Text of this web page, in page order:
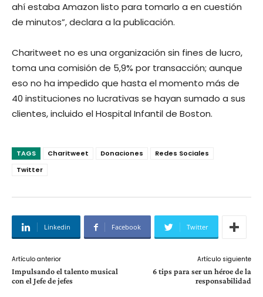
ahí estaba Amazon listo para tomarlo a en cuestión
de minutos”, declara a la publicación.
Charitweet no es una organización sin fines de lucro,
toma una comisión de 5,9% por transacción; aunque
eso no ha impedido que hasta el momento más de
40 instituciones no lucrativas se hayan sumado a sus
clientes, incluido el Hospital Infantil de Boston.
TAGS Charitweet Donaciones
Redes Sociales
Twitter
Linkedin Facebook Twitter
Artículo anterior
Impulsando el talento musical
con el Jefe de jefes
Artículo siguiente
6 tips para ser un héroe de la
responsabilidad